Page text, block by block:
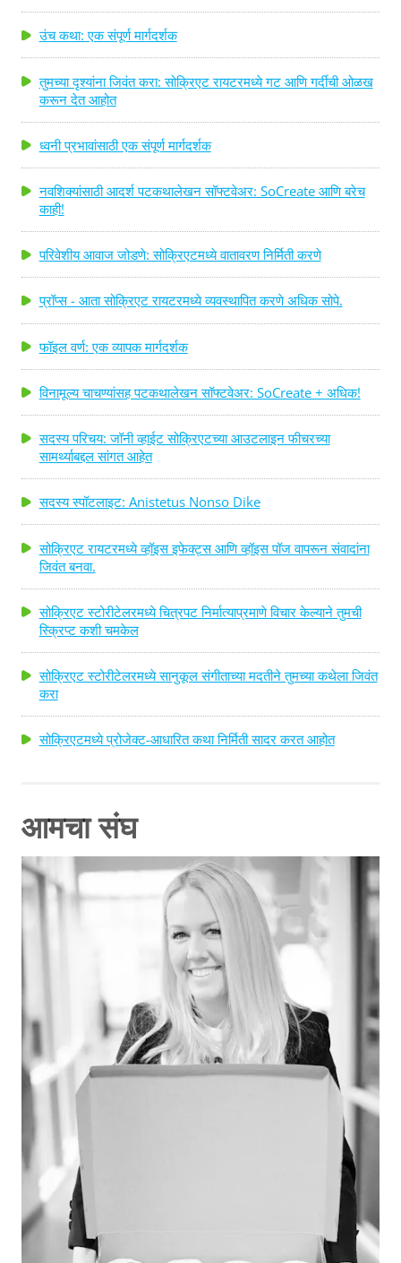
उंच कथा: एक संपूर्ण मार्गदर्शक
तुमच्या दृश्यांना जिवंत करा: सोक्रिएट रायटरमध्ये गट आणि गर्दीची ओळख
करून देत आहोत
ध्वनी प्रभावांसाठी एक संपूर्ण मार्गदर्शक
नवशिक्यांसाठी आदर्श पटकथालेखन सॉफ्टवेअर: SoCreate आणि बरेच
काही!
परिवेशीय आवाज जोडणे: सोक्रिएटमध्ये वातावरण निर्मिती करणे
प्रॉप्स - आता सोक्रिएट रायटरमध्ये व्यवस्थापित करणे अधिक सोपे.
फॉइल वर्ण: एक व्यापक मार्गदर्शक
विनामूल्य चाचण्यांसह पटकथालेखन सॉफ्टवेअर: SoCreate + अधिक!
सदस्य परिचय: जॉनी व्हाईट सोक्रिएटच्या आउटलाइन फीचरच्या
सामर्थ्याबद्दल सांगत आहेत
सदस्य स्पॉटलाइट: Anistetus Nonso Dike
सोक्रिएट रायटरमध्ये व्हॉइस इफेक्ट्स आणि व्हॉइस पॉज वापरून संवादांना
जिवंत बनवा.
सोक्रिएट स्टोरीटेलरमध्ये चित्रपट निर्मात्याप्रमाणे विचार केल्याने तुमची
स्क्रिप्ट कशी चमकेल
सोक्रिएट स्टोरीटेलरमध्ये सानुकूल संगीताच्या मदतीने तुमच्या कथेला जिवंत
करा
सोक्रिएटमध्ये प्रोजेक्ट-आधारित कथा निर्मिती सादर करत आहोत
आमचा संघ